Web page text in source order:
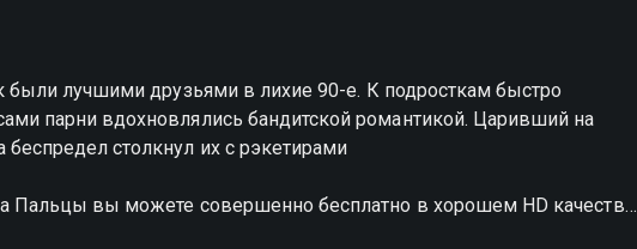
были лучшими друзьями в лихие 90-е. К подросткам быстро
парни вдохновлялись бандитской романтикой. Царивший на
столкнул их с рэкетирами
Пальцы вы можете совершенно бесплатно в хорошем HD качестве